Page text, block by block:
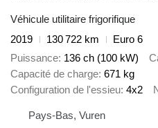
Véhicule utilitaire frigorifique
2019
130 722 km
Euro 6
Puissance 136 ch (100 kW)
Capacité de charge 671 kg
Configuration de l'essieu 4x2
Pays-Bas, Vuren